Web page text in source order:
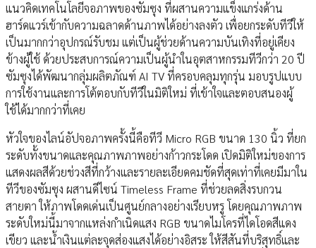
แนวคิดเทคโนโลยีจอภาพของซัมซุง ที่ผสานความแข็งแกร่งด้าน
ฮาร์ดแวร์เข้ากับความฉลาดด้านภาพได้อย่างลงตัว เพื่อยกระดับทีวีให้
เป็นมากกว่าอุปกรณ์รับชม แต่เป็นผู้ช่วยด้านความบันเทิงที่อยู่เคียง
ข้างผู้ใช้ ด้วยประสบการณ์ความเป็นผู้นำในอุตสาหกรรมทีวีกว่า 20 ปี
ซัมซุงได้พัฒนากลุ่มผลิตภัณฑ์ AI TV ที่ครอบคลุมทุกรุ่น มอบรูปแบบ
การใช้งานและการโต้ตอบกับทีวีในมิติใหม่ ที่เข้าใจและตอบสนองผู้
ใช้ได้มากกว่าที่เคย
หัวใจของไลน์อัปจอภาพครั้งนี้คือทีวี Micro RGB ขนาด 130 นิ้ว ที่ยก
ระดับทั้งขนาดและคุณภาพภาพอย่างก้าวกระโดด เปิดมิติใหม่ของการ
แสดงผลสีด้วยช่วงสีที่กว้างและรายละเอียดคมชัดที่สุดเท่าที่เคยมีมาใน
ทีวีของซัมซุง ผสานดีไซน์ Timeless Frame ที่ช่วยลดสิ่งรบกวน
สายตา ให้ภาพโดดเด่นเป็นศูนย์กลางอย่างเรียบหรู โดยคุณภาพภาพ
ระดับใหม่นี้มาจากแหล่งกำเนิดแสง RGB ขนาดไมโครที่ไดโอดสีแดง
เขียว และน้ำเงินแต่ละจุดส่องแสงได้อย่างอิสระ ให้สีสันที่บริสุทธิ์และ